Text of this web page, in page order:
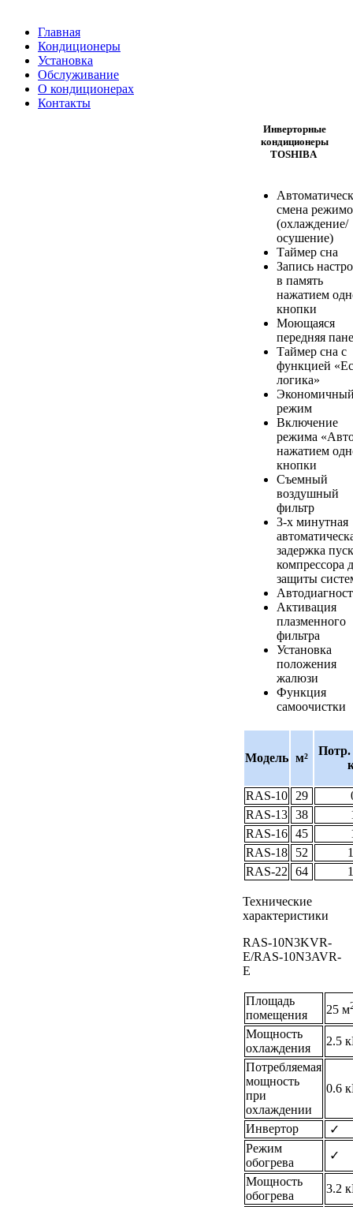
Главная
Кондиционеры
Установка
Обслуживание
О кондиционерах
Контакты
Инверторные
кондиционеры
TOSHIBA
смена
(охлаждение/
осушение)
Таймер сна
Запись
в память
нажатием
кнопки
Моющаяся
передняя
Таймер сна с
функцией
логика»
режим
Включение
режима
нажатием
кнопки
Съемный
воздушный
фильтр
3-х минутная
задержка
компрессора
защиты
Активация
плазменного
фильтра
Установка
положения
жалюзи
Функция
самоочистки
Модель м²
Потр.
RAS-10 29
RAS-13 38
RAS-16 45
RAS-18
52
RAS-22
64
Технические
характеристики
RAS-10N3KVR-
E/RAS-10N3AVR-
E
Площадь
помещения
25 м
Мощность
охлаждения
2.5
Потребляемая
мощность
при
охлаждении
0.6
Инвертор
✓
Режим
обогрева
✓
Мощность
обогрева
3.2